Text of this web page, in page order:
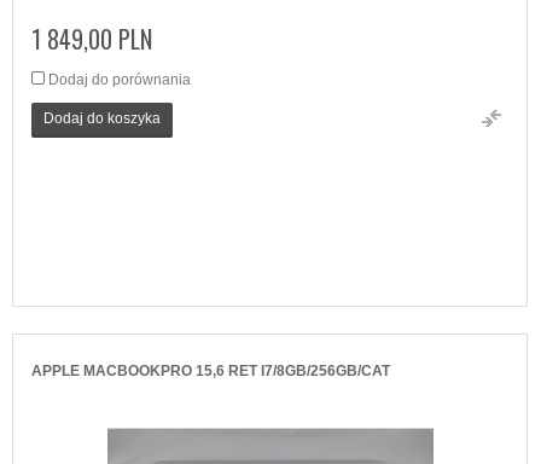
1 849,00 PLN
Dodaj do porównania
Dodaj do koszyka
APPLE MACBOOKPRO 15,6 RET I7/8GB/256GB/CAT